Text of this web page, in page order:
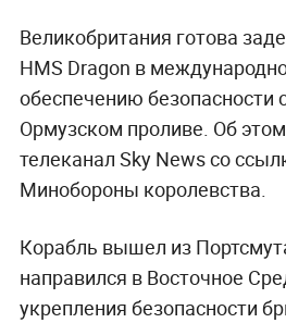
Великобритания готова
HMS Dragon в
обеспечению безопасности
Ормузском проливе. Об
телеканал Sky News со
Минобороны королевства.
Корабль вышел из
направился в Восточное
укрепления безопасности